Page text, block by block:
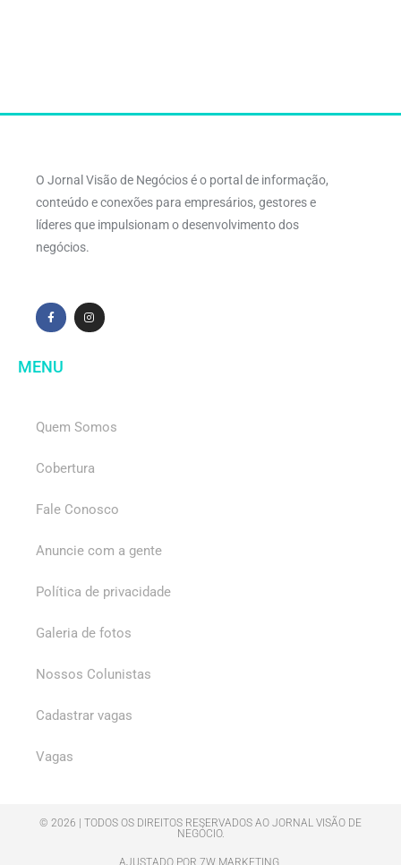
O Jornal Visão de Negócios é o portal de informação,
conteúdo e conexões para empresários, gestores e
líderes que impulsionam o desenvolvimento dos
negócios.
MENU
Quem Somos
Cobertura
Fale Conosco
Anuncie com a gente
Política de privacidade
Galeria de fotos
Nossos Colunistas
Cadastrar vagas
Vagas
© 2026 | TODOS OS DIREITOS RESERVADOS AO JORNAL VISÃO DE
NEGÓCIO.